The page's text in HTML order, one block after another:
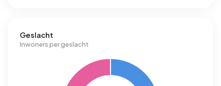
Geslacht
Inwoners per geslacht